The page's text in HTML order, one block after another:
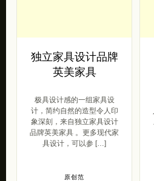
独立家具设计品牌
英美家具
极具设计感的一组家具设
计，简约自然的造型令人印
象深刻，来自独立家具设计
品牌英美家具 。更多现代家
具设计，可以参 […]
原创范